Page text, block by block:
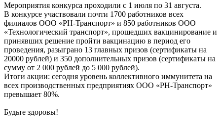
Мероприятия конкурса проходили с 1 июля по 31 августа.
В конкурсе участвовали почти 1700 работников всех
филиалов ООО «РН-Транспорт» и 850 работников ООО
«Технологический транспорт», прошедших вакцинирование и
принявших решение пройти вакцинацию в период его
проведения, разыграно 13 главных призов (сертификаты на
20000 рублей) и 350 дополнительных призов (сертификаты на
сумму от 2 000 рублей до 5 000 рублей).
Итоги акции: сегодня уровень коллективного иммунитета на
всех производственных предприятиях ООО «РН-Транспорт»
превышает 80%.
Будьте здоровы!